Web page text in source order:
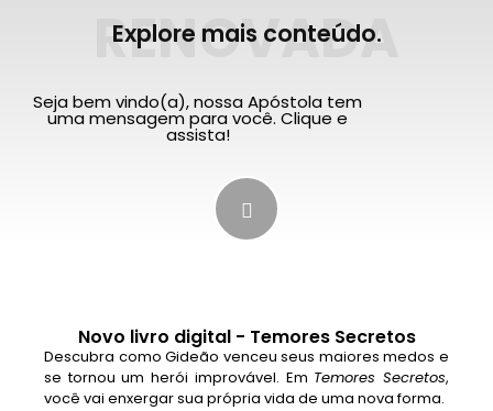
RENOVADA
Explore mais conteúdo.
Seja bem vindo(a), nossa Apóstola tem
uma mensagem para você. Clique e
assista!
Novo livro digital - Temores Secretos
Descubra como Gideão venceu seus maiores medos e
se tornou um herói improvável. Em Temores Secretos,
você vai enxergar sua própria vida de uma nova forma.